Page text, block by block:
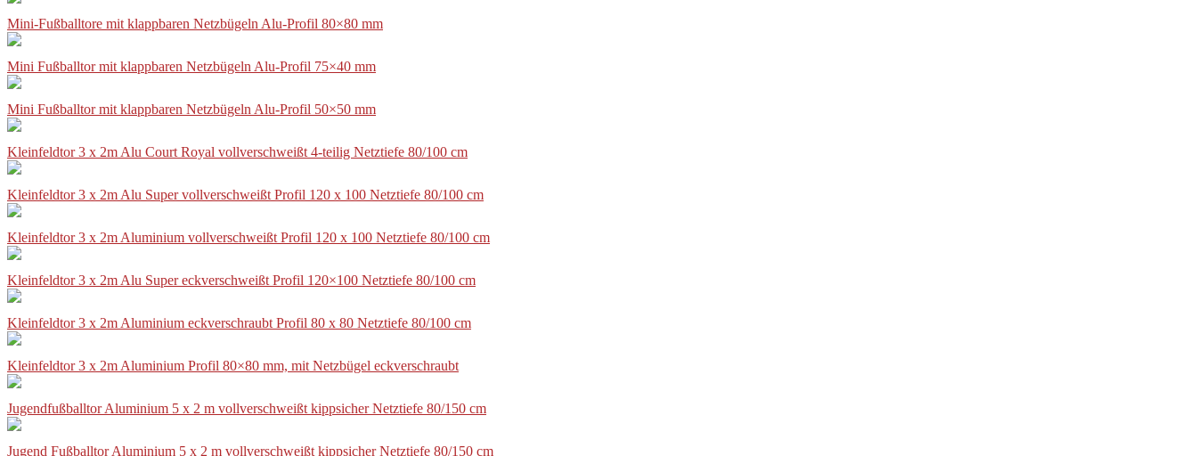
Mini-Fußballtore mit klappbaren Netzbügeln Alu-Profil 80×80 mm
Mini Fußballtor mit klappbaren Netzbügeln Alu-Profil 75×40 mm
Mini Fußballtor mit klappbaren Netzbügeln Alu-Profil 50×50 mm
Kleinfeldtor 3 x 2m Alu Court Royal vollverschweißt 4-teilig Netztiefe 80/100 cm
Kleinfeldtor 3 x 2m Alu Super vollverschweißt Profil 120 x 100 Netztiefe 80/100 cm
Kleinfeldtor 3 x 2m Aluminium vollverschweißt Profil 120 x 100 Netztiefe 80/100 cm
Kleinfeldtor 3 x 2m Alu Super eckverschweißt Profil 120×100 Netztiefe 80/100 cm
Kleinfeldtor 3 x 2m Aluminium eckverschraubt Profil 80 x 80 Netztiefe 80/100 cm
Kleinfeldtor 3 x 2m Aluminium Profil 80×80 mm, mit Netzbügel eckverschraubt
Jugendfußballtor Aluminium 5 x 2 m vollverschweißt kippsicher Netztiefe 80/150 cm
Jugend Fußballtor Aluminium 5 x 2 m vollverschweißt kippsicher Netztiefe 80/150 cm